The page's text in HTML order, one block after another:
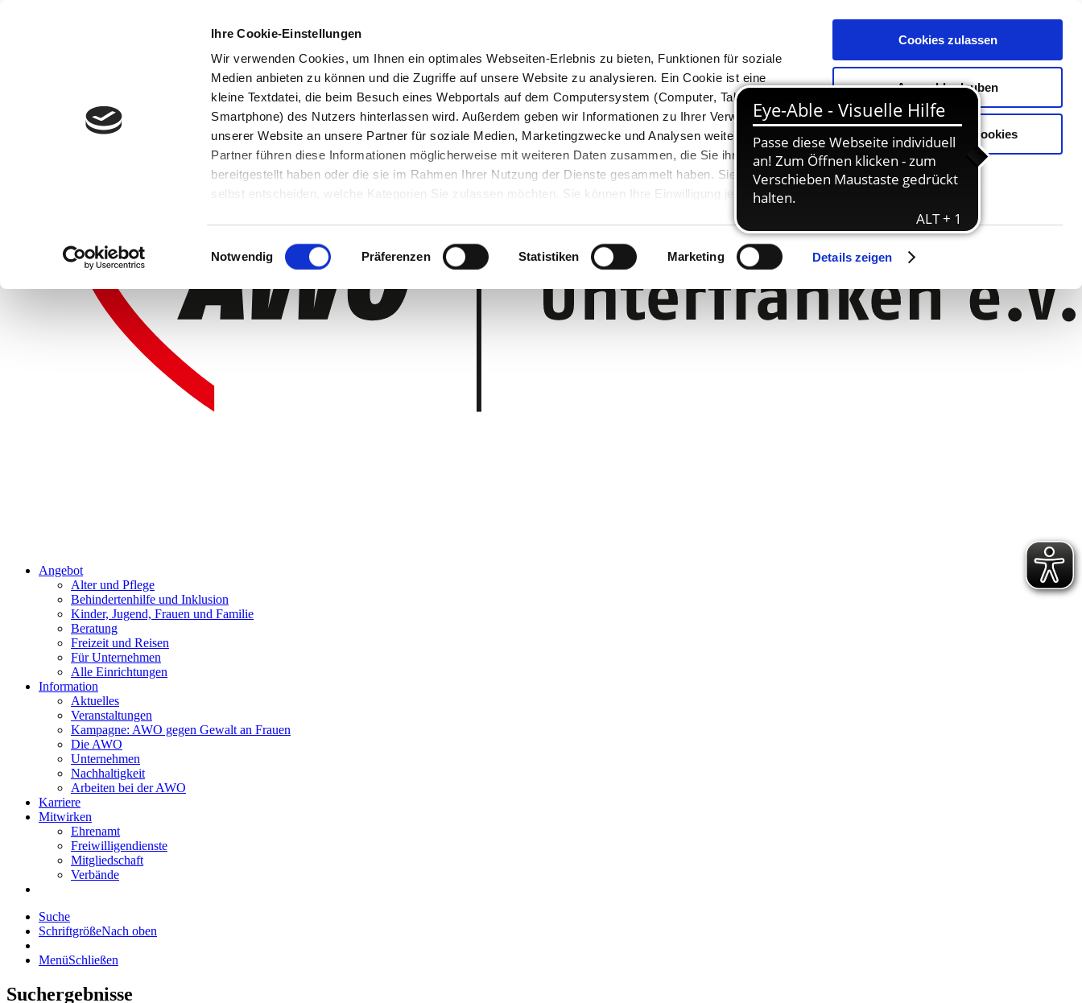
Ihre Cookie-Einstellungen
Wir verwenden Cookies, um Ihnen ein optimales Webseiten-Erlebnis zu bieten, Funktionen für soziale
Medien anbieten zu können und die Zugriffe auf unsere Website zu analysieren. Ein Cookie ist eine
kleine Textdatei, die beim Besuch eines Webportals auf dem Computersystem (Computer, Tablet oder
Smartphone) des Nutzers hinterlassen wird. Außerdem geben wir Informationen zu Ihrer Verwendung
unserer Website an unsere Partner für soziale Medien, Marketingzwecke und Analysen weiter. Unsere
Partner führen diese Informationen möglicherweise mit weiteren Daten zusammen, die Sie ihnen
bereitgestellt haben oder die sie im Rahmen Ihrer Nutzung der Dienste gesammelt haben. Sie können
selbst entscheiden, welche Kategorien Sie zulassen möchten. Sie können Ihre Einwilligung jederzeit
Einwilligungsauswahl
Notwendig Präferenzen Statistiken Marketing Details zeigen
Cookies zulassen
Auswahl erlauben
Nur notwendige Cookies
Angebot
Alter und Pflege
Behindertenhilfe und Inklusion
Kinder, Jugend, Frauen und Familie
Beratung
Freizeit und Reisen
Für Unternehmen
Alle Einrichtungen
Information
Aktuelles
Veranstaltungen
Kampagne: AWO gegen Gewalt an Frauen
Die AWO
Unternehmen
Nachhaltigkeit
Arbeiten bei der AWO
Karriere
Mitwirken
Ehrenamt
Freiwilligendienste
Mitgliedschaft
Verbände
Suche
SchriftgrößeNach oben
MenüSchließen
Suchergebnisse